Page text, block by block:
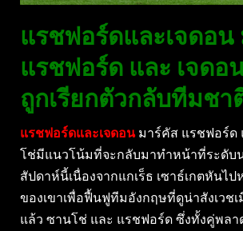
แรชฟอร์ดและเจดอน
แรชฟอร์ด และ เจดอ
ถูกเรียกตัวกลับทีมชา
แรชฟอร์ดและเจดอนมาร์คัส แรชฟอร์ด
โช่มีแนวโน้มที่จะกลับมาทำหน้าที่ระดับ
สัปดาห์นี้เนื่องจากแกเร็ธ เซาธ์เกตหันไ
ของเขาเพื่อฟื้นฟูทีมอังกฤษที่ดูน่าสังเวช
แล้ว ซานโช่ และ แรชฟอร์ด ซึ่งทั้งคู่พลา